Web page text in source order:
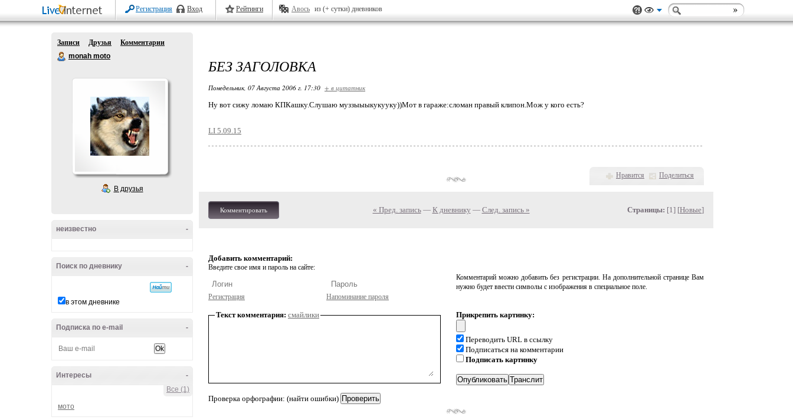
Регистрация Вход Рейтинги Авось из (+ сутки) дневников
Записи Друзья
Комментарии
monah moto
В друзья
-
неизвестно
-
Поиск по дневнику
в этом дневнике
-
Подписка по e-mail
-
Интересы
Все (1)
мото
БЕЗ ЗАГОЛОВКА
Понедельник, 07 Августа 2006 г. 17:30 + в цитатник
Ну вот сижу ломаю КПКашку.Слушаю муззыыыкукууку))Мот в гараже:сломан правый клипон.Мож у кого есть?
LI 5.09.15
Нравится Поделиться
Комментировать « Пред. запись— К дневнику — След. запись » Страницы: [1] [Новые]
Добавить комментарий:
Введите свое имя и пароль на сайте:
Регистрация Напоминание пароля
Комментарий можно добавить без регистрации. На дополнительной странице Вам
нужно будет ввести символы с изображения в специальное поле.
Текст комментария: смайлики
Проверка орфографии: (найти ошибки)
Прикрепить картинку:
Переводить URL в ссылку
Подписаться на комментарии
Подписать картинку